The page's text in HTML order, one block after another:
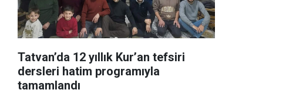
Tatvan’da 12 yıllık Kur’an tefsiri
dersleri hatim programıyla
tamamlandı